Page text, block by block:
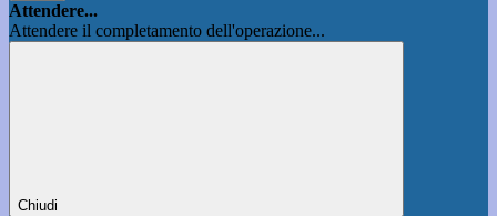
Attendere...
Attendere il completamento dell'operazione...
Chiudi